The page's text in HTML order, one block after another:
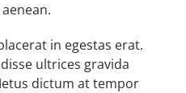
in egestas erat.
ultrices gravida
dictum at tempor